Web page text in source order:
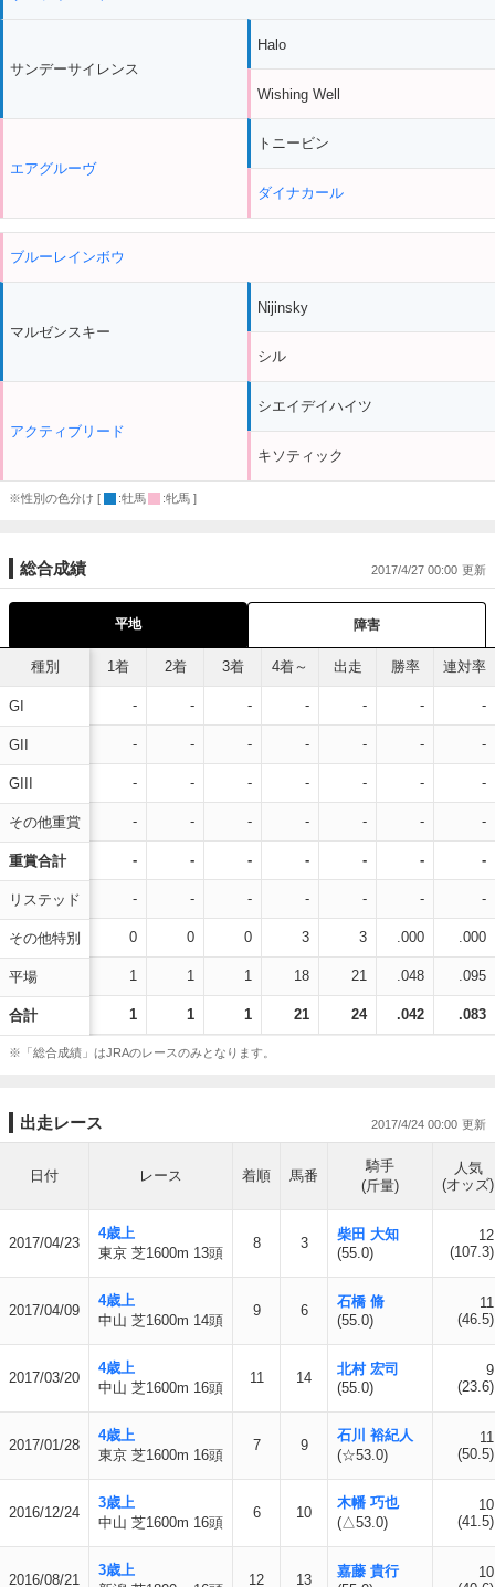
サンデーサイレンス
エアグルーヴ
Halo
Wishing Well
トニービン
ダイナカール
ブルーレインボウ
マルゼンスキー
アクティブリード
Nijinsky
シル
シエイデイハイツ
キソティック
※性別の色分け [ :牡馬 :牝馬 ]
総合成績 2017/4/27 00:00
平地 障害
種別
GI
GII
GIII
その他重賞
重賞合計
リステッド
その他特別
平場
合計
1着 2着 3着 4着～ 出走 勝率 連対率
- - - - - - -
- - - - - - -
- - - - - - -
- - - - - - -
- - - - - - -
- - - - - - -
0 0 0 3 3 .000 .000
1 1 1 18 21 .048 .095
1 1 1 21 24 .042 .083
※「総合成績」はJRAのレースのみとなります。
出走レース 2017/4/24 00:00
日付 レース 着順 馬番
騎手
(斤量)
人気
(オッズ)
2017/04/23
4歳上
東京 芝1600m 13頭
8 3
柴田 大知
(55.0)
12
(107.3)
2017/04/09
4歳上
中山 芝1600m 14頭
9 6
石橋 脩
(55.0)
11
(46.5)
2017/03/20
4歳上
中山 芝1600m 16頭
11 14
北村 宏司
(55.0)
9
(23.6)
2017/01/28
4歳上
東京 芝1600m 16頭
7 9
石川 裕紀人
(☆53.0)
11
(50.5)
2016/12/24
3歳上
中山 芝1600m 16頭
6 10
木幡 巧也
(△53.0)
10
(41.5)
2016/08/21
3歳上
12 13
嘉藤 貴行
10